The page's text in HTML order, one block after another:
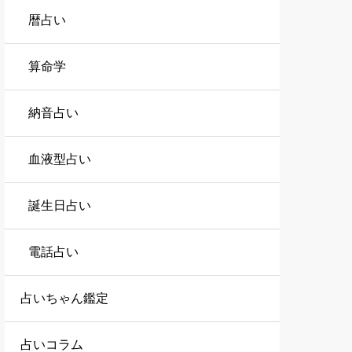
暦占い
算命学
納音占い
血液型占い
誕生日占い
電話占い
占いちゃん鑑定
占いコラム